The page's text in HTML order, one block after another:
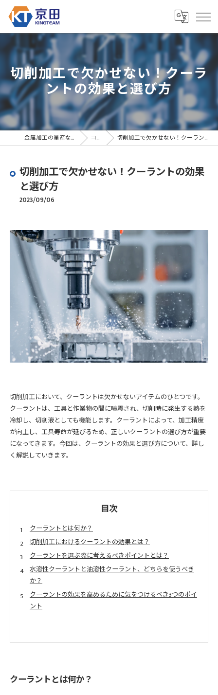
切削加工で欠かせない！クーラ
ントの効果と選び方
金属加工の量産なら京田精密 コラム 切削加工で欠かせない！クーラントの効果と選び方
切削加工で欠かせない！クーラントの効果
と選び方
2023/09/06
切削加工において、クーラントは欠かせないアイテムのひとつです。
クーラントは、工具と作業物の間に噴霧され、切削時に発生する熱を
冷却し、切削液としても機能します。クーラントによって、加工精度
が向上し、工具寿命が延びるため、正しいクーラントの選び方が重要
になってきます。今回は、クーラントの効果と選び方について、詳し
く解説していきます。
目次
クーラントとは何か？
切削加工におけるクーラントの効果とは？
クーラントを選ぶ際に考えるべきポイントとは？
水溶性クーラントと油溶性クーラント、どちらを使うべき
か？
クーラントの効果を高めるために気をつけるべき3つのポイ
ント
クーラントとは何か？